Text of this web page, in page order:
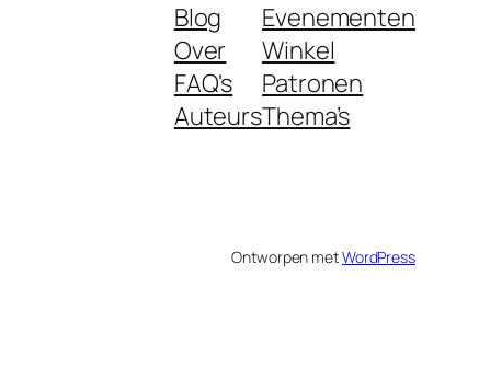
Blog
Over
FAQ's
Auteurs
Evenementen
Winkel
Patronen
Thema’s
Ontworpen metWordPress